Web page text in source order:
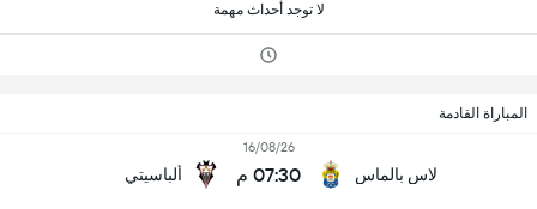
لا توجد أحداث مهمة
المباراة القادمة
لاس بالماس
16/08/26
07:30 م ألباسيتي